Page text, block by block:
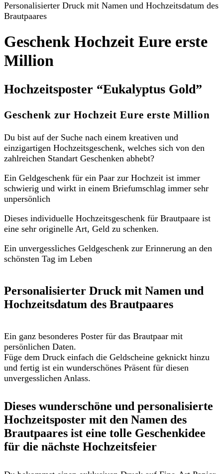
Personalisierter Druck mit Namen und Hochzeitsdatum des
Brautpaares
Geschenk Hochzeit Eure erste
Million
Hochzeitsposter “Eukalyptus Gold”
Geschenk zur Hochzeit Eure erste Million
Du bist auf der Suche nach einem kreativen und
einzigartigen Hochzeitsgeschenk, welches sich von den
zahlreichen Standart Geschenken abhebt?
Ein Geldgeschenk für ein Paar zur Hochzeit ist immer
schwierig und wirkt in einem Briefumschlag immer sehr
unpersönlich
Dieses individuelle Hochzeitsgeschenk für Brautpaare ist
eine sehr originelle Art, Geld zu schenken.
Ein unvergessliches Geldgeschenk zur Erinnerung an den
schönsten Tag im Leben
Personalisierter Druck mit Namen und
Hochzeitsdatum des Brautpaares
Ein ganz besonderes Poster für das Brautpaar mit
persönlichen Daten.
Füge dem Druck einfach die Geldscheine geknickt hinzu
und fertig ist ein wunderschönes Präsent für diesen
unvergesslichen Anlass.
Dieses wunderschöne und personalisierte
Hochzeitsposter mit den Namen des
Brautpaares ist eine tolle Geschenkidee
für die nächste Hochzeitsfeier